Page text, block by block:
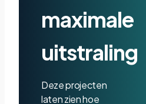
maximale
uitstraling
Deze projecten
laten zien hoe